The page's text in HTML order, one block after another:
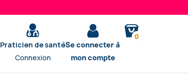
Praticien de santé
Connexion
Se connecter à
mon compte
0